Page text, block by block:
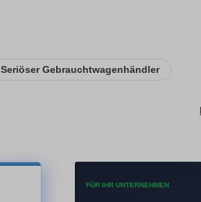
Seriöser Gebrauchtwagenhändler
FÜR IHR UNTERNEHMEN